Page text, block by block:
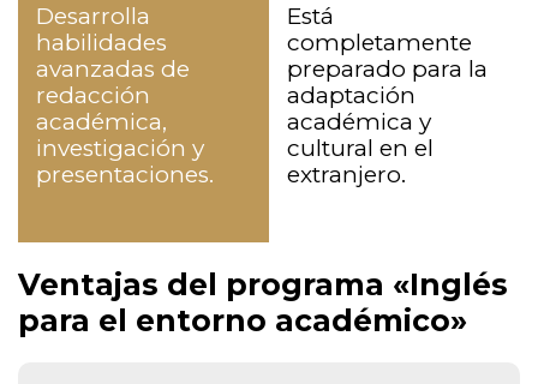
Desarrolla
habilidades
avanzadas de
redacción
académica,
investigación y
presentaciones.
Está
completamente
preparado para la
adaptación
académica y
cultural en el
extranjero.
Ventajas del programa «Inglés
para el entorno académico»